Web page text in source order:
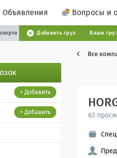
Объявления Вопросы и
Добавить груз Ваши
+ Добавить
+ Добавить
Все
63